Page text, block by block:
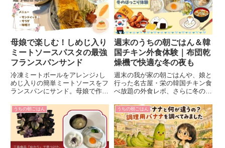
母娘で楽しむ！しめじ入り
ミートソースパスタの最強
フランスパンサンド
冷凍ミートボールをアレンジ♪し
めじ入りの簡単ミートソースをフ
ランスパンにサンド。母娘で作る
介！
週末のうちの朝ごはん＆韓
国チキン外食体験｜布団乾
燥機で快適な冬の夜も
週末の我が家の朝ごはんや、娘と
行った名古屋・栄の韓国チキン食
べ放題の外食レポ、さらに冬の夜
まで紹介します。家族の暮らしの
ちょっとした楽しみをまとめたブ
ログ記事です。
うちの朝ごはん うちの朝ごはん